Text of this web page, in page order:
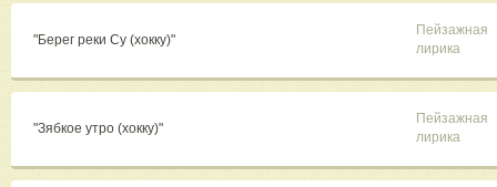
"Берег реки Су (хокку)"
Пейзажная
лирика
"Зябкое утро (хокку)"
Пейзажная
лирика